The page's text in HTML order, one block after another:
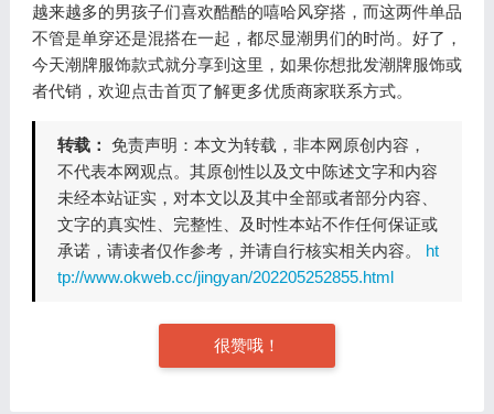
越来越多的男孩子们喜欢酷酷的嘻哈风穿搭，而这两件单品
不管是单穿还是混搭在一起，都尽显潮男们的时尚。好了，
今天潮牌服饰款式就分享到这里，如果你想批发潮牌服饰或
者代销，欢迎点击首页了解更多优质商家联系方式。
转载： 免责声明：本文为转载，非本网原创内容，
不代表本网观点。其原创性以及文中陈述文字和内容
未经本站证实，对本文以及其中全部或者部分内容、
文字的真实性、完整性、及时性本站不作任何保证或
承诺，请读者仅作参考，并请自行核实相关内容。 ht
tp://www.okweb.cc/jingyan/202205252855.html
很赞哦！